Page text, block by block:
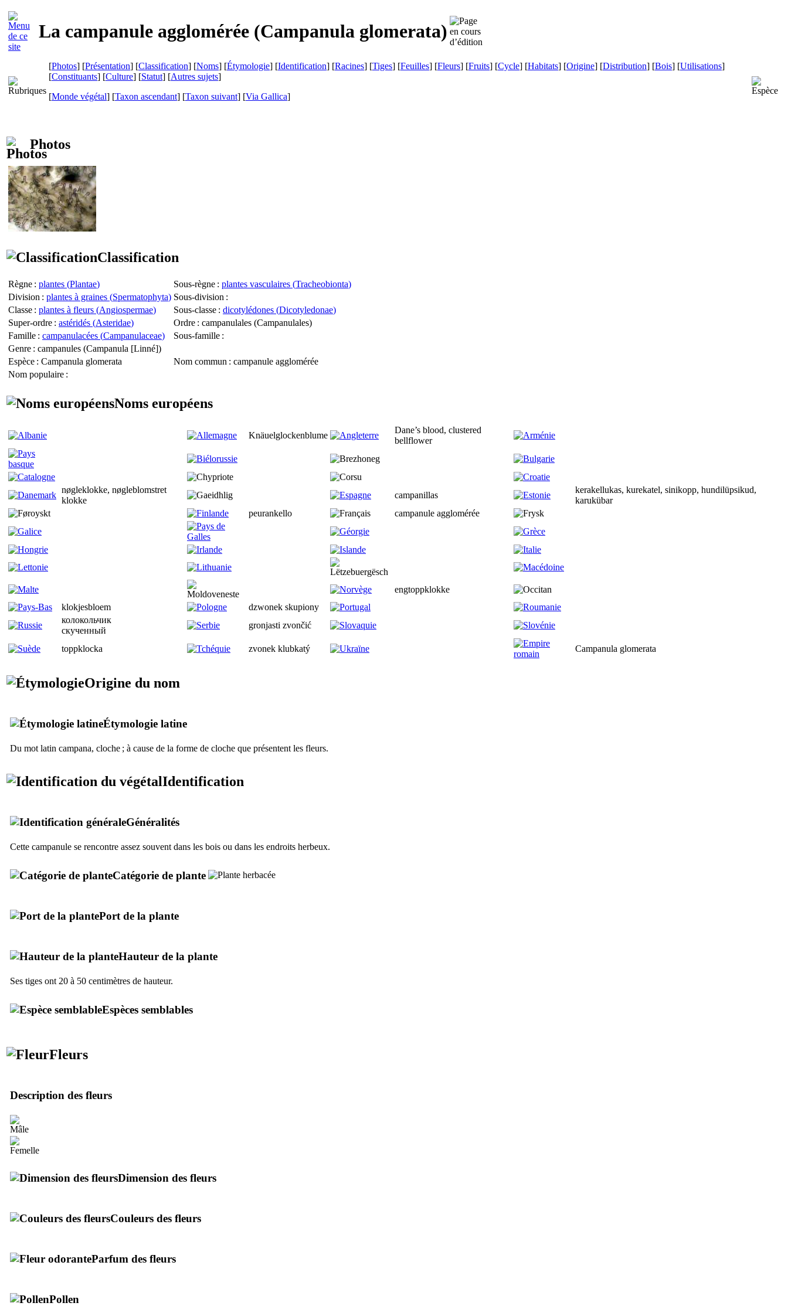
La campanule agglomérée (Campanula glomerata)
[Photos] [Présentation] [Classification] [Noms] [Étymologie] [Identification] [Racines] [Tiges] [Feuilles] [Fleurs] [Fruits] [Cycle] [Habitats] [Origine] [Distribution] [Bois] [Utilisations]
[Constituants] [Culture] [Statut] [Autres sujets]
[Monde végétal] [Taxon ascendant] [Taxon suivant] [Via Gallica]
Photos
Classification
Règne : plantes (Plantae) Sous-règne : plantes vasculaires (Tracheobionta)
Division : plantes à graines (Spermatophyta) Sous-division :
Classe : plantes à fleurs (Angiospermae) Sous-classe : dicotylédones (Dicotyledonae)
Super-ordre : astéridés (Asteridae) Ordre : campanulales (Campanulales)
Famille : campanulacées (Campanulaceae) Sous-famille :
Genre : campanules (Campanula [Linné])
Espèce : Campanula glomerata Nom commun : campanule agglomérée
Nom populaire :
Noms européens
Knäuelglockenblume
Dane’s blood, clustered
bellflower
nøgleklokke, nøgleblomstret
klokke
campanillas
kerakellukas, kurekatel, sinikopp, hundilüpsikud,
karukübar
peurankello
campanule agglomérée
engtoppklokke
klokjesbloem
dzwonek skupiony
колокольчик
скученный
gronjasti zvončić
toppklocka zvonek klubkatý Campanula glomerata
Origine du nom
Étymologie latine
Du mot latin campana, cloche ; à cause de la forme de cloche que présentent les fleurs.
Identification
Généralités
Cette campanule se rencontre assez souvent dans les bois ou dans les endroits herbeux.
Catégorie de plante
Port de la plante
Hauteur de la plante
Ses tiges ont 20 à 50 centimètres de hauteur.
Espèces semblables
Fleurs
Description des fleurs
Dimension des fleurs
Couleurs des fleurs
Parfum des fleurs
Pollen